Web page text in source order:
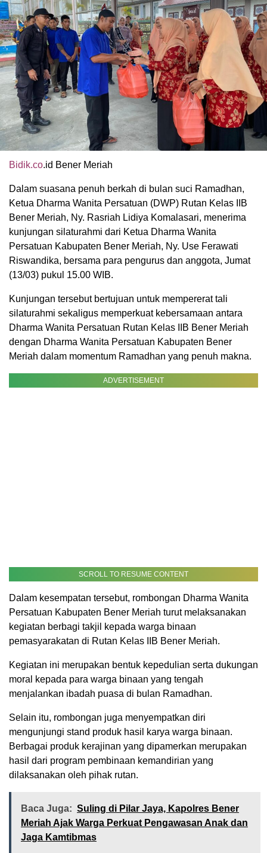
Bidik.co.id Bener Meriah
Dalam suasana penuh berkah di bulan suci Ramadhan,
Ketua Dharma Wanita Persatuan (DWP) Rutan Kelas IIB
Bener Meriah, Ny. Rasriah Lidiya Komalasari, menerima
kunjungan silaturahmi dari Ketua Dharma Wanita
Persatuan Kabupaten Bener Meriah, Ny. Use Ferawati
Riswandika, bersama para pengurus dan anggota, Jumat
(13/03) pukul 15.00 WIB.
Kunjungan tersebut bertujuan untuk mempererat tali
silaturahmi sekaligus memperkuat kebersamaan antara
Dharma Wanita Persatuan Rutan Kelas IIB Bener Meriah
dengan Dharma Wanita Persatuan Kabupaten Bener
Meriah dalam momentum Ramadhan yang penuh makna.
ADVERTISEMENT
SCROLL TO RESUME CONTENT
Dalam kesempatan tersebut, rombongan Dharma Wanita
Persatuan Kabupaten Bener Meriah turut melaksanakan
kegiatan berbagi takjil kepada warga binaan
pemasyarakatan di Rutan Kelas IIB Bener Meriah.
Kegiatan ini merupakan bentuk kepedulian serta dukungan
moral kepada para warga binaan yang tengah
menjalankan ibadah puasa di bulan Ramadhan.
Selain itu, rombongan juga menyempatkan diri
mengunjungi stand produk hasil karya warga binaan.
Berbagai produk kerajinan yang dipamerkan merupakan
hasil dari program pembinaan kemandirian yang
dilaksanakan oleh pihak rutan.
Baca Juga: Suling di Pilar Jaya, Kapolres Bener
Meriah Ajak Warga Perkuat Pengawasan Anak dan
Jaga Kamtibmas